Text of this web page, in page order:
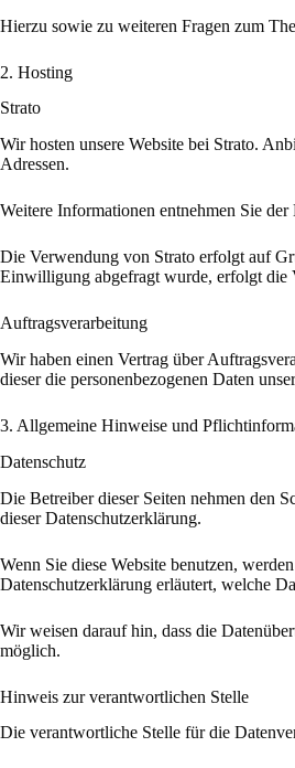
Hierzu sowie zu weiteren Fragen zum
2. Hosting
Strato
Wir hosten unsere Website bei Strato.
Adressen.
Weitere Informationen entnehmen Sie
Die Verwendung von Strato erfolgt auf
Einwilligung abgefragt wurde, erfolgt die
Auftragsverarbeitung
Wir haben einen Vertrag über
dieser die personenbezogenen Daten
3. Allgemeine Hinweise und
Datenschutz
Die Betreiber dieser Seiten nehmen den
dieser Datenschutzerklärung.
Wenn Sie diese Website benutzen,
Datenschutzerklärung erläutert, welche
Wir weisen darauf hin, dass die
möglich.
Hinweis zur verantwortlichen Stelle
Die verantwortliche Stelle für die